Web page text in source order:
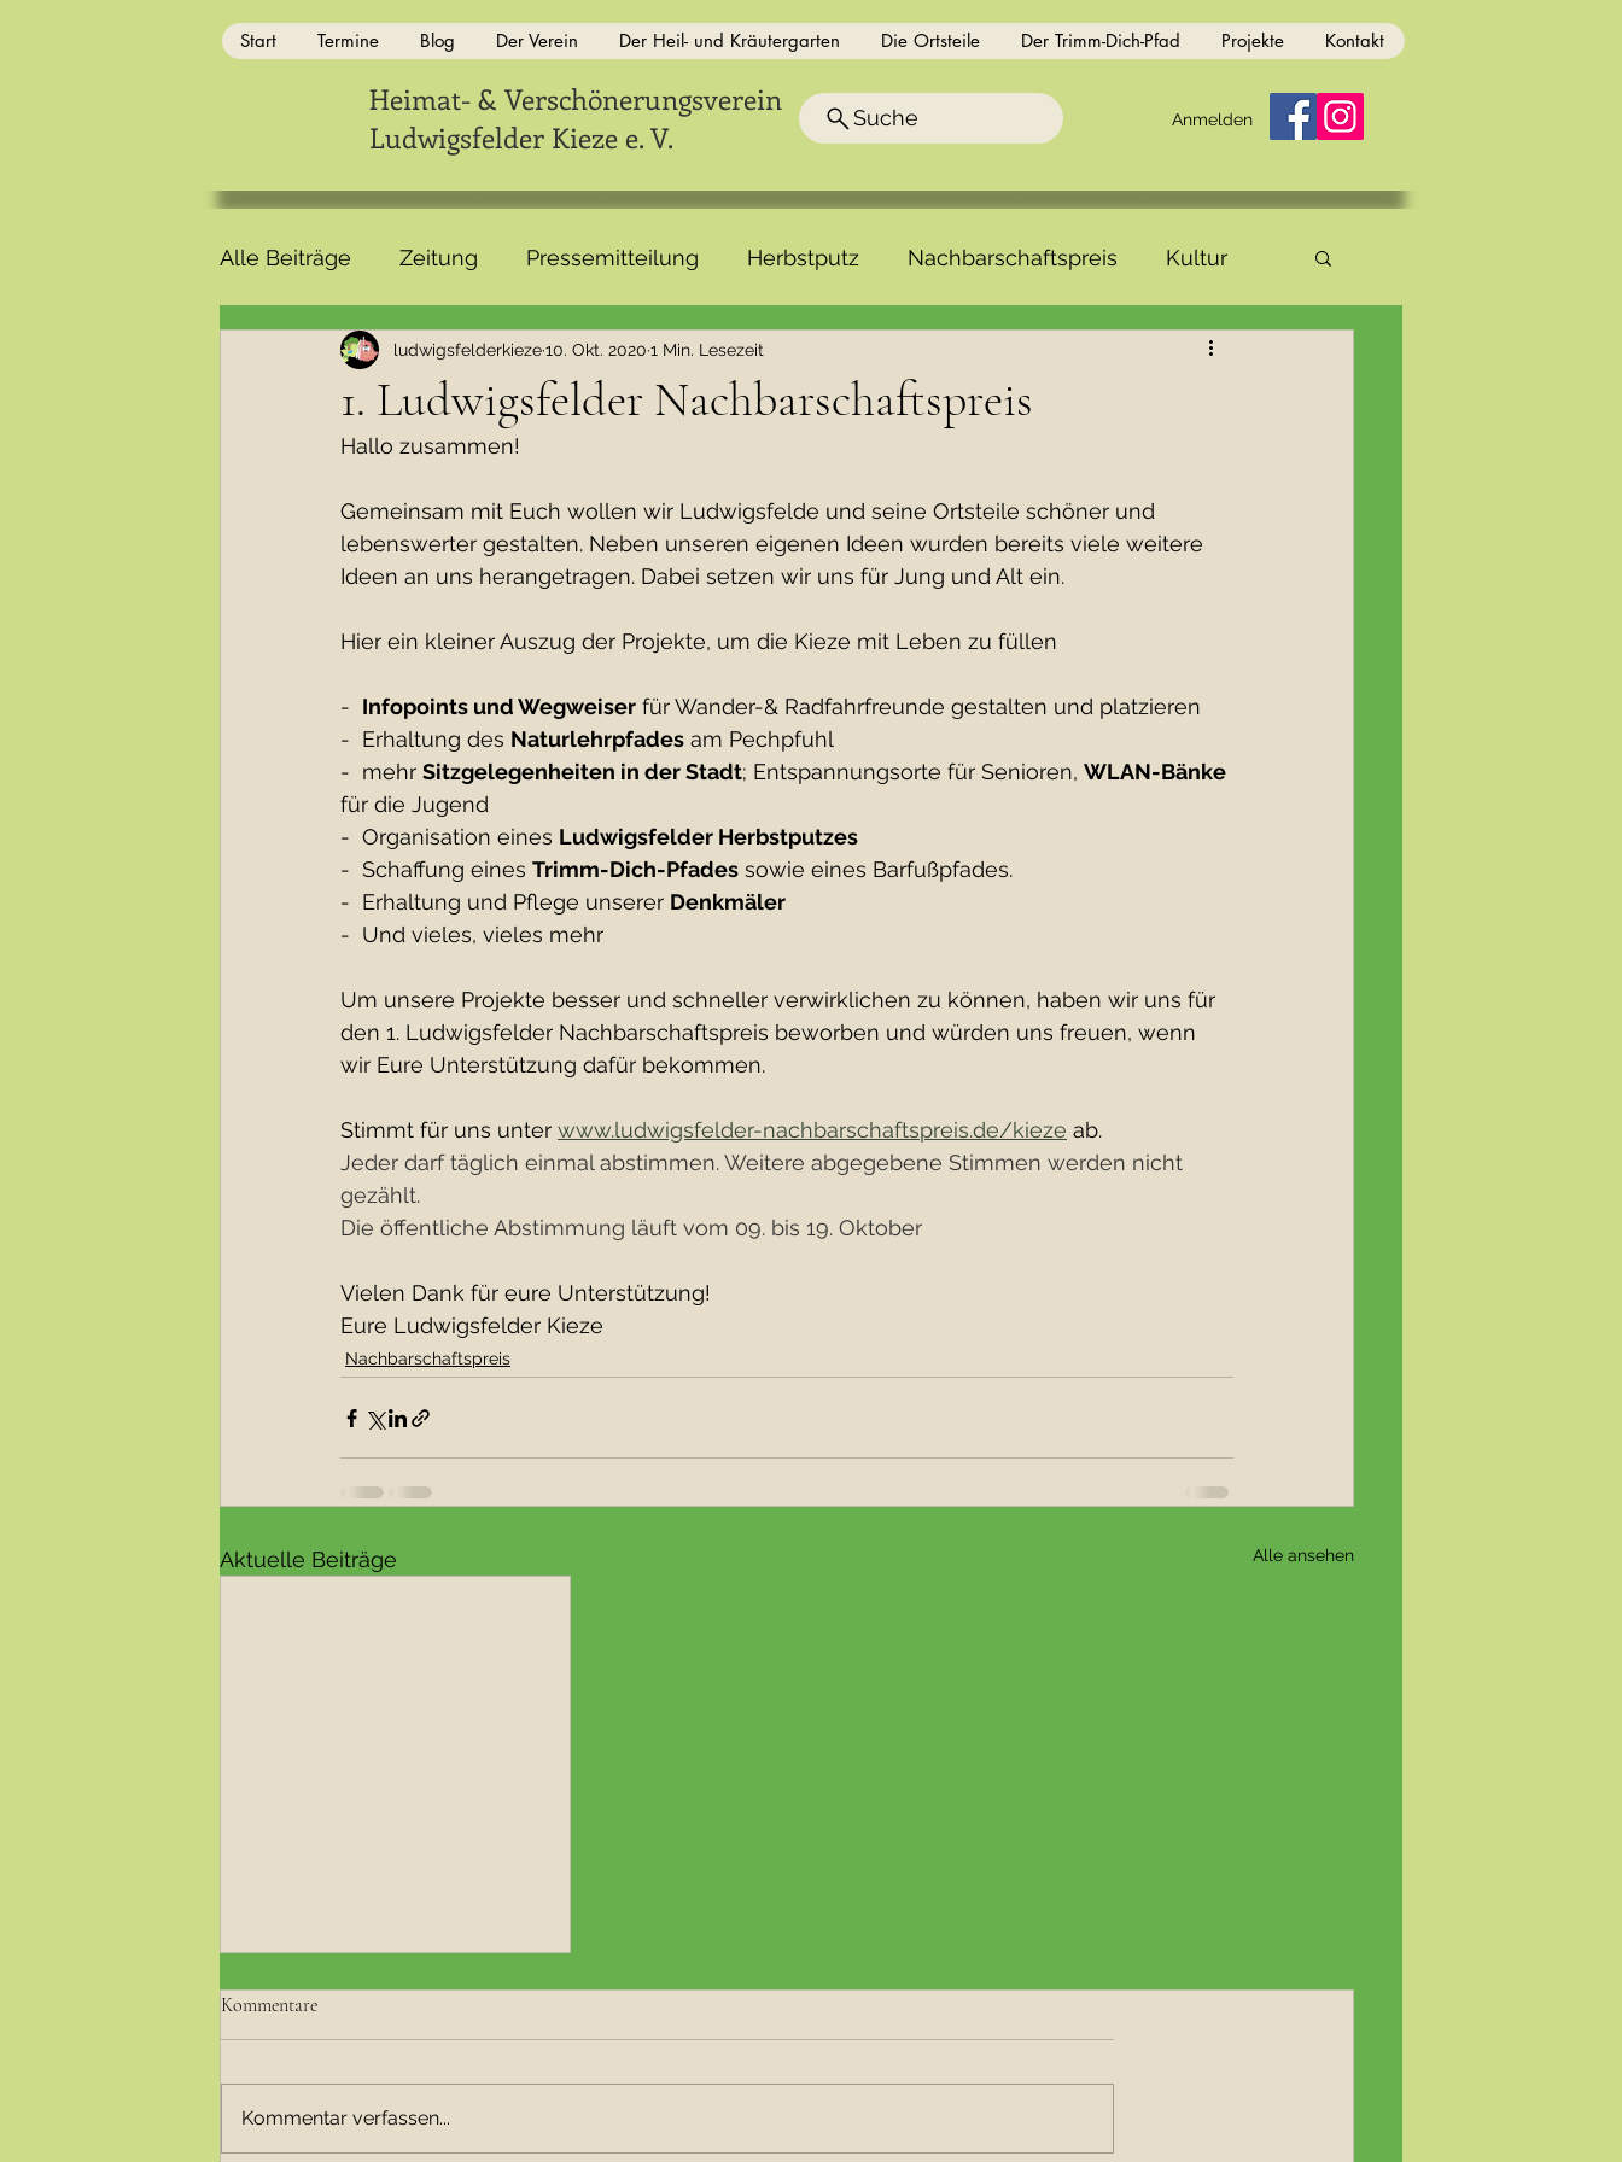
Start Termine Blog Der Verein Der Heil- und Kräutergarten Die Ortsteile Der Trimm-Dich-Pfad Projekte Kontakt
Kieze e.V.
Heimat- & Verschönerungsverein
Ludwigsfelder Kieze e. V.
Suche Anmelden
Alle Beiträge Zeitung Pressemitteilung Herbstputz Nachbarschaftspreis Kultur
Gastbeitrag
1. Ludwigsfelder Nachbarschaftspreis
ludwigsfelderkieze10. Okt. 2020 1 Min. Lesezeit
Hallo zusammen!
Gemeinsam mit Euch wollen wir Ludwigsfelde und seine Ortsteile schöner und
lebenswerter gestalten. Neben unseren eigenen Ideen wurden bereits viele weitere
Ideen an uns herangetragen. Dabei setzen wir uns für Jung und Alt ein.
Hier ein kleiner Auszug der Projekte, um die Kieze mit Leben zu füllen
- Infopoints und Wegweiser für Wander-& Radfahrfreunde gestalten und platzieren
-  Erhaltung des Naturlehrpfades am Pechpfuhl
-  mehr Sitzgelegenheiten in der Stadt; Entspannungsorte für Senioren, WLAN-Bänke
für die Jugend
-  Organisation eines Ludwigsfelder Herbstputzes
-  Schaffung eines Trimm-Dich-Pfades sowie eines Barfußpfades.
-  Erhaltung und Pflege unserer Denkmäler
-  Und vieles, vieles mehr
Um unsere Projekte besser und schneller verwirklichen zu können, haben wir uns für
den 1. Ludwigsfelder Nachbarschaftspreis beworben und würden uns freuen, wenn
wir Eure Unterstützung dafür bekommen.
Stimmt für uns unter www.ludwigsfelder-nachbarschaftspreis.de/kieze ab.
Jeder darf täglich einmal abstimmen. Weitere abgegebene Stimmen werden nicht
gezählt.
Die öffentliche Abstimmung läuft vom 09. bis 19. Oktober
Vielen Dank für eure Unterstützung!
Eure Ludwigsfelder Kieze
Nachbarschaftspreis
Aktuelle Beiträge Alle ansehen
Kommentare
Kommentar verfassen...